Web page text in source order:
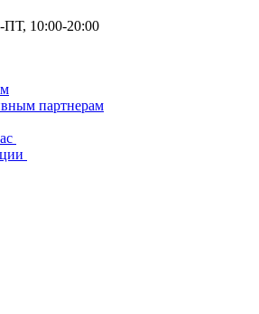
10:00-20:00
партнерам